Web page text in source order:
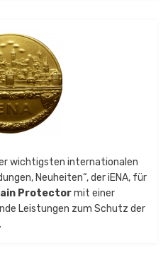
wichtigsten internationalen
Neuheiten“, der iENA, für
Protectormit einer
Leistungen zum Schutz der